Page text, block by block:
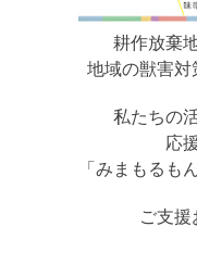
耕作放棄
地域の獣害対
私たちの
応
「みまもるも
ご支援